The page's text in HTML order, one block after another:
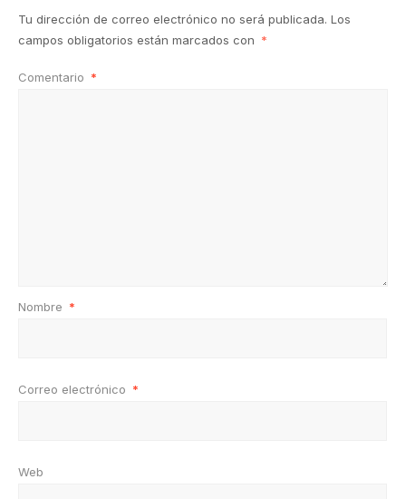
Tu dirección de correo electrónico no será publicada. Los
campos obligatorios están marcados con *
Comentario *
Nombre *
Correo electrónico *
Web